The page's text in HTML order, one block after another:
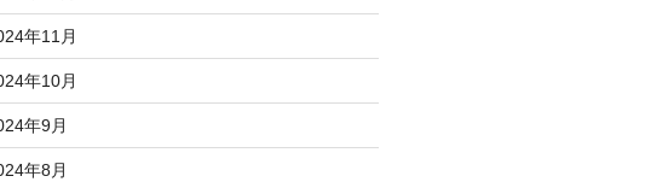
年11月
年10月
年9月
年8月